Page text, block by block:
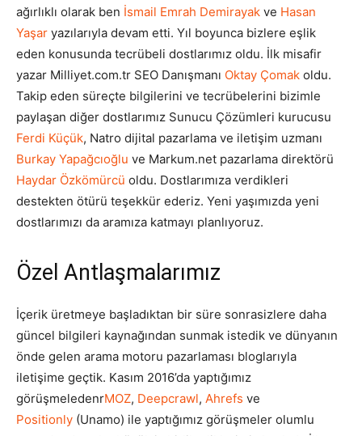
ağırlıklı olarak ben İsmail Emrah Demirayak ve Hasan
Yaşar yazılarıyla devam etti. Yıl boyunca bizlere eşlik
eden konusunda tecrübeli dostlarımız oldu. İlk misafir
yazar Milliyet.com.tr SEO Danışmanı Oktay Çomak oldu.
Takip eden süreçte bilgilerini ve tecrübelerini bizimle
paylaşan diğer dostlarımız Sunucu Çözümleri kurucusu
Ferdi Küçük, Natro dijital pazarlama ve iletişim uzmanı
Burkay Yapağcıoğlu ve Markum.net pazarlama direktörü
Haydar Özkömürcü oldu. Dostlarımıza verdikleri
destekten ötürü teşekkür ederiz. Yeni yaşımızda yeni
dostlarımızı da aramıza katmayı planlıyoruz.
Özel Antlaşmalarımız
İçerik üretmeye başladıktan bir süre sonrasizlere daha
güncel bilgileri kaynağından sunmak istedik ve dünyanın
önde gelen arama motoru pazarlaması bloglarıyla
iletişime geçtik. Kasım 2016’da yaptığımız
görüşmeledenrMOZ, Deepcrawl, Ahrefs ve
Positionly (Unamo) ile yaptığımız görüşmeler olumlu